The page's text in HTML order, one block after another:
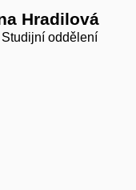
Hradilová
oddělení